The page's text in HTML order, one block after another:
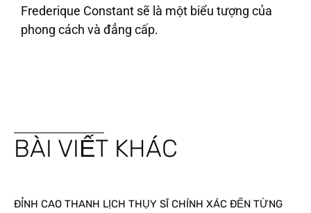
Frederique Constant sẽ là một biểu tượng của
phong cách và đẳng cấp.
BÀI VIẾT KHÁC
ĐỈNH CAO THANH LỊCH THỤY SĨ CHÍNH XÁC ĐẾN TỪNG